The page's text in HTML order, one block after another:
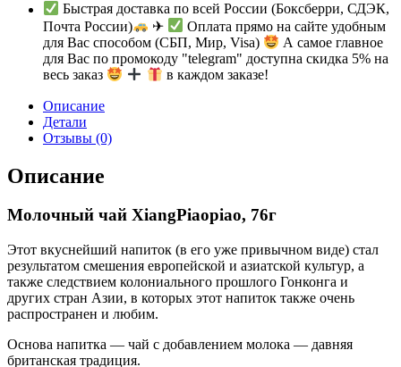
Быстрая доставка по всей России (Боксберри, СДЭК,
Почта России)
✈
Оплата прямо на сайте удобным
для Вас способом (СБП, Мир, Visa)
А самое главное
для Вас по промокоду "telegram" доступна скидка 5% на
весь заказ
в каждом заказе!
Описание
Детали
Отзывы (0)
Описание
Молочный чай XiangPiaopiao, 76г
Этот вкуснейший напиток (в его уже привычном виде) стал
результатом смешения европейской и азиатской культур, а
также следствием колониального прошлого Гонконга и
других стран Азии, в которых этот напиток также очень
распространен и любим.
Основа напитка — чай с добавлением молока — давняя
британская традиция.